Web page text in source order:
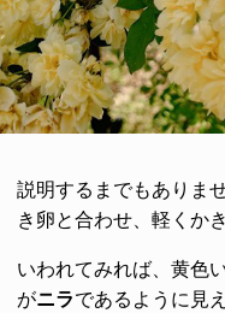
説明するまでもありま
き卵と合わせ、軽くか
いわれてみれば、黄色
がニラであるように見